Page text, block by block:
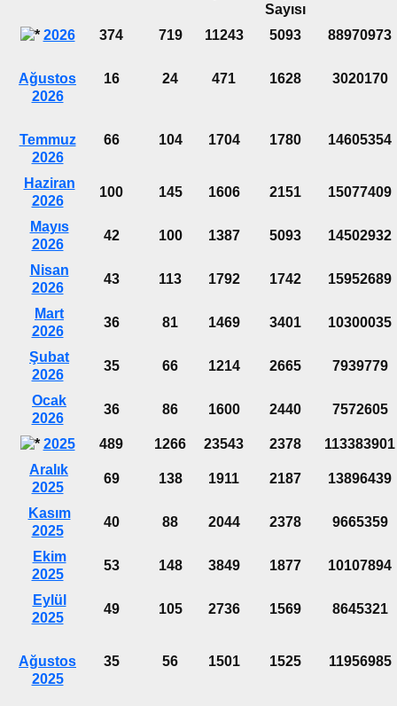
Sayısı
2026 374 719 11243 5093 88970973
Ağustos
2026
16 24 471 1628 3020170
Temmuz
2026
66 104 1704 1780 14605354
Haziran
2026
100 145 1606 2151 15077409
Mayıs
2026
42 100 1387 5093 14502932
Nisan
2026
43 113 1792 1742 15952689
Mart
2026
36 81 1469 3401 10300035
Şubat
2026
35 66 1214 2665 7939779
Ocak
2026
36 86 1600 2440 7572605
2025 489 1266 23543 2378
113383901
Aralık
2025
69 138 1911 2187 13896439
Kasım
2025
40 88 2044 2378 9665359
Ekim
2025
53 148 3849 1877 10107894
Eylül
2025
49 105 2736 1569 8645321
Ağustos
2025
35 56 1501 1525 11956985